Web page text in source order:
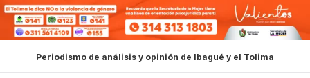
Periodismo de análisis y opinión de Ibagué y el Tolima